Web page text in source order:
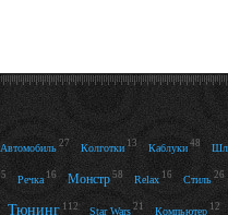
Автомобиль 27 Колготки 13 Каблуки 48
Речка 16 Монстр 58 Relax 16 Стиль 26
Тюнинг 112 Star Wars 21 Компьютер 12